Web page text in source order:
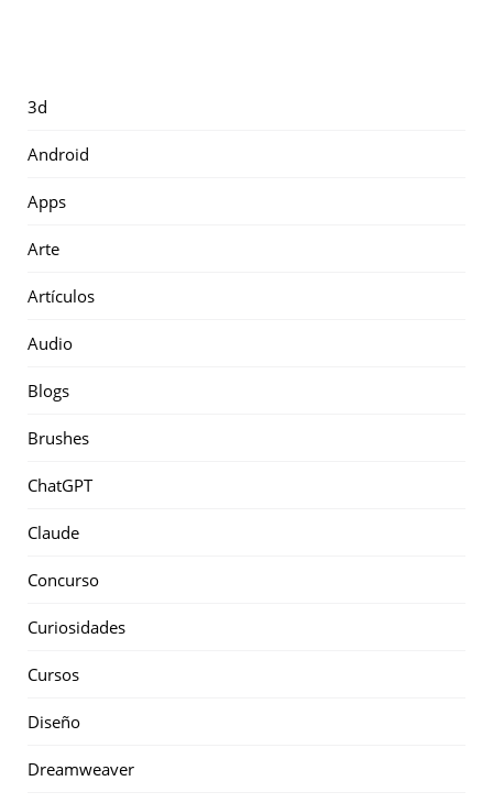
3d
Android
Apps
Arte
Artículos
Audio
Blogs
Brushes
ChatGPT
Claude
Concurso
Curiosidades
Cursos
Diseño
Dreamweaver